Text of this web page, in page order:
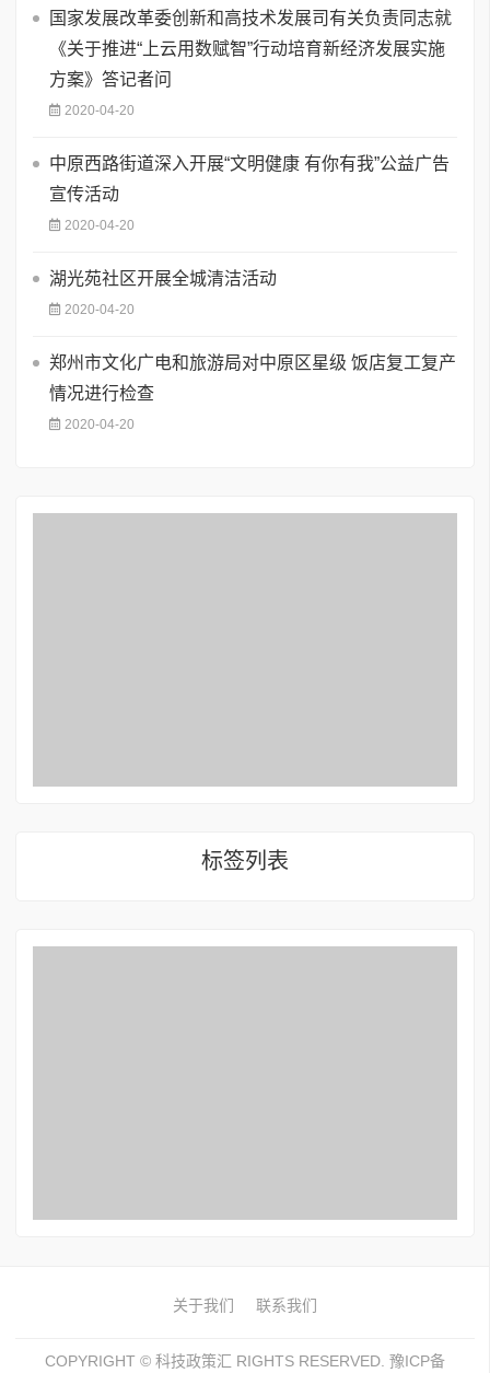
国家发展改革委创新和高技术发展司有关负责同志就
《关于推进“上云用数赋智”行动培育新经济发展实施
方案》答记者问
2020-04-20
中原西路街道深入开展“文明健康 有你有我”公益广告
宣传活动
2020-04-20
湖光苑社区开展全城清洁活动
2020-04-20
郑州市文化广电和旅游局对中原区星级 饭店复工复产
情况进行检查
2020-04-20
标签列表
关于我们 联系我们
COPYRIGHT © 科技政策汇 RIGHTS RESERVED. 豫ICP备